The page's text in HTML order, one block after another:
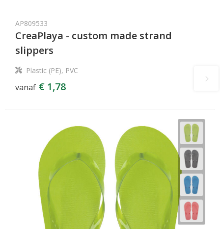
AP809533
CreaPlaya - custom made strand
slippers
Plastic (PE), PVC
vanaf € 1,78